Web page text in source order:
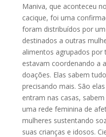
Maniva, que aconteceu
cacique, foi uma
foram distribuídos por
destinados a outras
alimentos agrupados por
estavam coordenando a
doações. Elas sabem
precisando mais. São
entram nas casas,
uma rede feminina de
mulheres sustentando
suas crianças e idosos.